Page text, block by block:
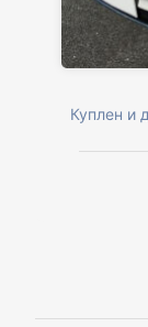
Куплен и